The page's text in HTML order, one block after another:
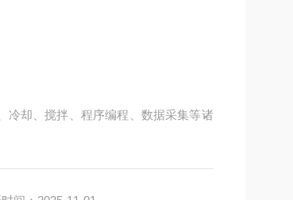
冷却、搅拌、程序编程、数据采集等诸